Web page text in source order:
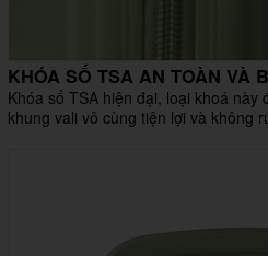
KHÓA SỐ TSA AN TOÀN VÀ
Khóa số TSA hiện đại, loại khoá
khung vali vô cùng tiện lợi và không